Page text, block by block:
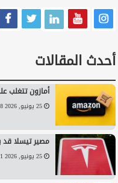
أحدث المقالات
أمازون تتغلب
25 يونيو, 2026 9:48 م
مصير تيسلا قد
25 يونيو, 2026 8:11 م